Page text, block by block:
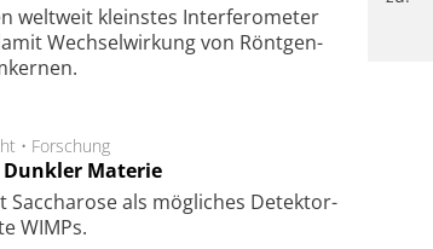
welt­weit kleins­tes In­ter­fe­ro­me­ter
Wech­sel­wir­kung von Rönt­gen­
• Forschung
Materie
Saccha­ro­se als mög­li­ches De­tek­tor­
WIMPs.